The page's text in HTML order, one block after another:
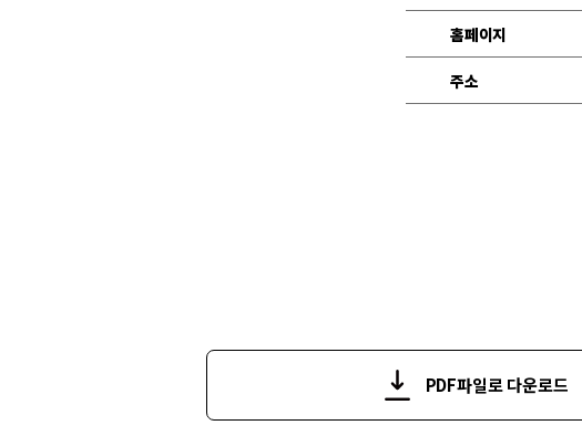
홈페이지
주소
PDF파일로 다운로드